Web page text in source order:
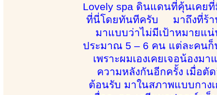
Lovely spa ดินแดนที่คุ้นเคย
ที่นี่โดยทันทีครับ มาถึงที่ร้า
มาแบบว่าไม่มีเป้าหมายแ
ประมาณ 5 – 6 คน แต่ละคน
เพราะผมเองเคยเจอน้อง
ความหลังกันอีกครั้ง เมื่อตั
ต้อนรับ มาในสภาพแบบกาง